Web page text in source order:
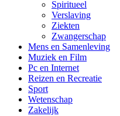
Spiritueel
Verslaving
Ziekten
Zwangerschap
Mens en Samenleving
Muziek en Film
Pc en Internet
Reizen en Recreatie
Sport
Wetenschap
Zakelijk